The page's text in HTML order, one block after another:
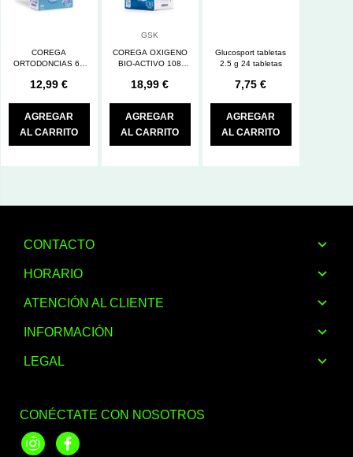
COREGA
ORTODONCIAS 66
12,99 €
AGREGAR
AL CARRITO
GSK
COREGA OXIGENO
BIO-ACTIVO 108
18,99 €
AGREGAR
AL CARRITO
Glucosport tabletas
2.5 g 24 tabletas
7,75 €
AGREGAR
AL CARRITO
CONTACTO
HORARIO
ATENCIÓN AL CLIENTE
INFORMACIÓN
LEGAL
CONÉCTATE CON NOSOTROS
InstagramFacebook